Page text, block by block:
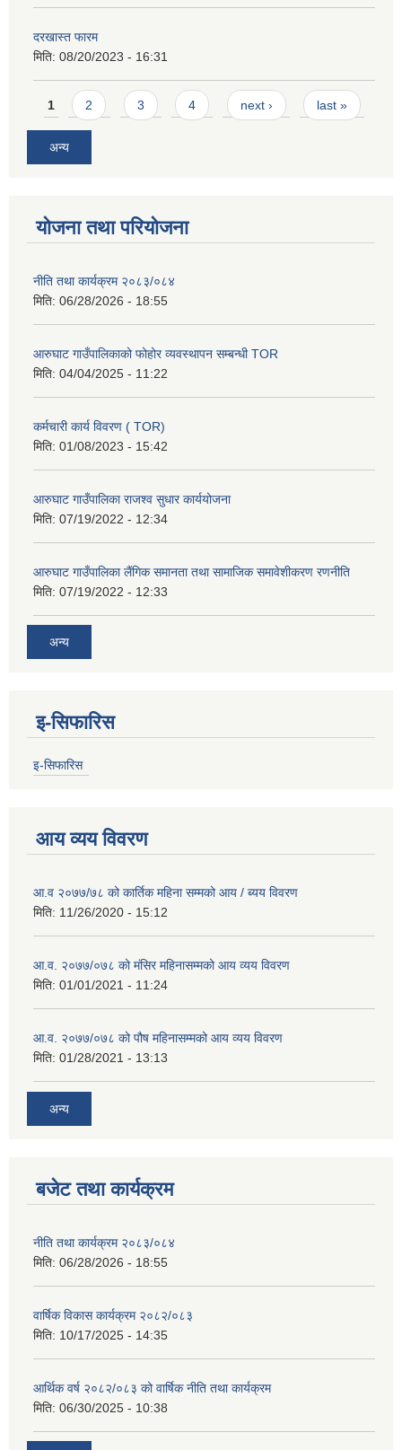
दरखास्त फारम
मिति: 08/20/2023 - 16:31
Pages
1 2 3 4 next › last »
अन्य
योजना तथा परियोजना
नीति तथा कार्यक्रम २०८३/०८४
मिति: 06/28/2026 - 18:55
आरुघाट गाउँपालिकाको फोहोर व्यवस्थापन सम्बन्धी TOR
मिति: 04/04/2025 - 11:22
कर्मचारी कार्य विवरण ( TOR)
मिति: 01/08/2023 - 15:42
आरुघाट गाउँपालिका राजश्व सुधार कार्ययोजना
मिति: 07/19/2022 - 12:34
आरुघाट गाउँपालिका लैंगिक समानता तथा सामाजिक समावेशीकरण रणनीति
मिति: 07/19/2022 - 12:33
अन्य
इ-सिफारिस
इ-सिफारिस
आय व्यय विवरण
आ.व २०७७/७८ को कार्तिक महिना सम्मको आय / ब्यय विवरण
मिति: 11/26/2020 - 15:12
आ.व. २०७७/०७८ को मंसिर महिनासम्मको आय व्यय विवरण
मिति: 01/01/2021 - 11:24
आ.व. २०७७/०७८ को पौष महिनासम्मको आय व्यय विवरण
मिति: 01/28/2021 - 13:13
अन्य
बजेट तथा कार्यक्रम
नीति तथा कार्यक्रम २०८३/०८४
मिति: 06/28/2026 - 18:55
वार्षिक विकास कार्यक्रम २०८२/०८३
मिति: 10/17/2025 - 14:35
आर्थिक वर्ष २०८२/०८३ को वार्षिक नीति तथा कार्यक्रम
मिति: 06/30/2025 - 10:38